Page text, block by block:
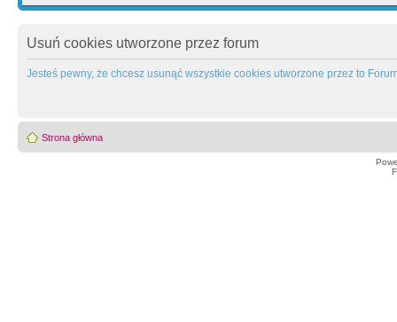
Usuń cookies utworzone przez forum
Jesteś pewny, że chcesz usunąć wszystkie cookies utworzone przez to
Strona główna